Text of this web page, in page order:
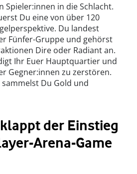
Spieler:innen in die Schlacht.
Du eine von über 120
Du landest
Fünfer-Gruppe und gehörst
Dire oder Radiant an.
Ihr Euer Hauptquartier und
Gegner:innen zu zerstören.
sammelst Du Gold und
der Einstieg
Arena-Game